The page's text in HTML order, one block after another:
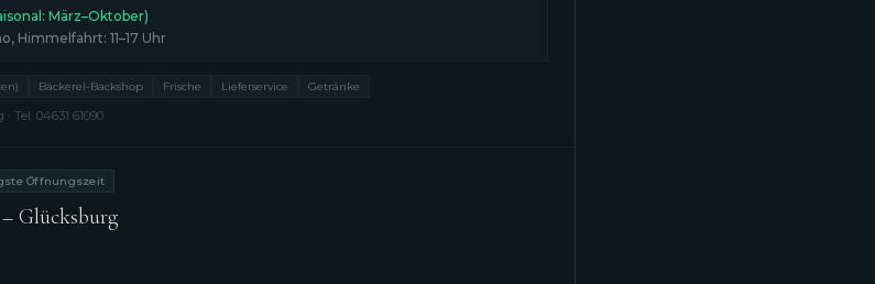
März–Oktober)
Himmelfahrt: 11–17 Uhr
Bäckerei-Backshop Frische Lieferservice Getränke
Tel. 04631 61090
Öffnungszeit
Glücksburg